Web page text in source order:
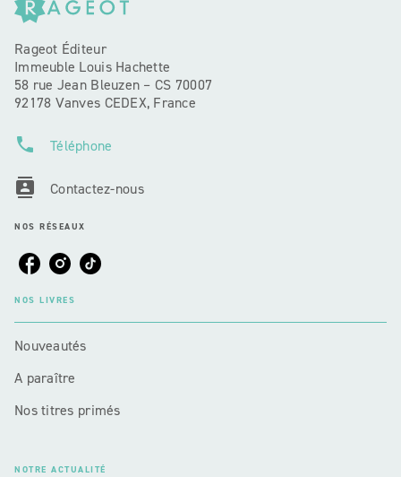
Rageot Éditeur
Immeuble Louis Hachette
58 rue Jean Bleuzen – CS 70007
92178 Vanves CEDEX, France
phone Téléphone
contacts Contactez-nous
NOS RÉSEAUX
NOS LIVRES
Nouveautés
A paraître
Nos titres primés
NOTRE ACTUALITÉ